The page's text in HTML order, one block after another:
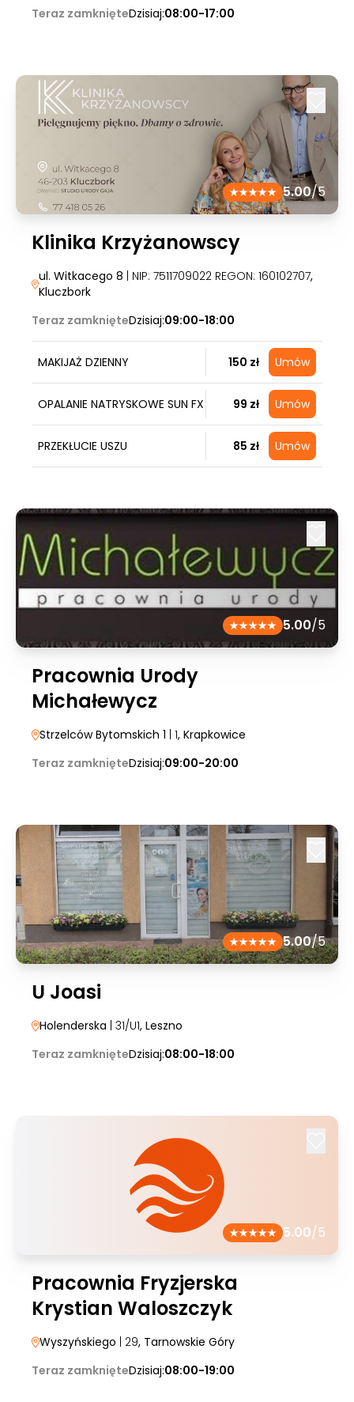
Teraz zamknięteDzisiaj:08:00-17:00
5.00/5
Klinika Krzyżanowscy
ul. Witkacego 8 | NIP: 7511709022 REGON: 160102707,
Kluczbork
Teraz zamknięteDzisiaj:09:00-18:00
MAKIJAŻ DZIENNY 150 zł Umów
OPALANIE NATRYSKOWE SUN FX 99 zł Umów
PRZEKŁUCIE USZU 85 zł Umów
5.00/5
Pracownia Urody
Michałewycz
Strzelców Bytomskich 1 | 1, Krapkowice
Teraz zamknięteDzisiaj:09:00-20:00
5.00/5
U Joasi
Holenderska | 31/U1, Leszno
Teraz zamknięteDzisiaj:08:00-18:00
5.00/5
Pracownia Fryzjerska
Krystian Waloszczyk
Wyszyńskiego | 29, Tarnowskie Góry
Teraz zamknięteDzisiaj:08:00-19:00